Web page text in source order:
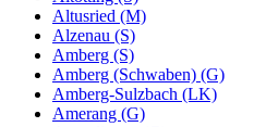
Altusried (M)
Alzenau (S)
Amberg (S)
Amberg (Schwaben) (G)
Amberg-Sulzbach (LK)
Amerang (G)